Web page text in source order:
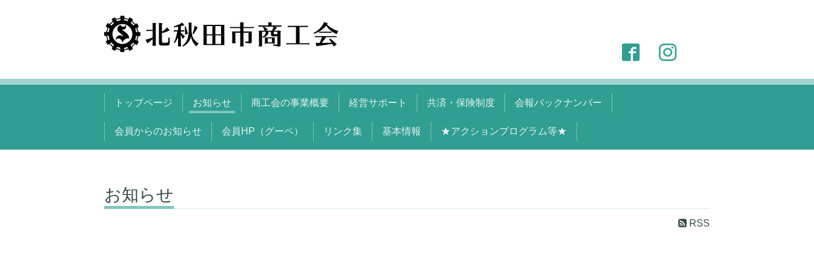
トップページ お知らせ 商工会の事業概要 経営サポート 共済・保険制度 会報バックナンバー
会員からのお知らせ 会員HP（グーペ） リンク集 基本情報 ★アクションプログラム等★
お知らせ
RSS